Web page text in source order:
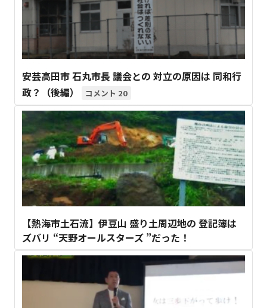
安芸高田市 石丸市長 議会との 対立の原因は 同和行
政？（後編）
20
【熱海市土石流】伊豆山 盛り土周辺地の 登記簿は
ズバリ “天野オールスターズ ”だった！